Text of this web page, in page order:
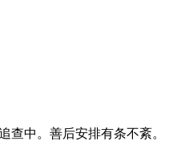
中。善后安排有条不紊。